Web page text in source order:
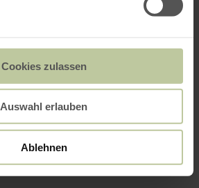
Cookies zulassen
Auswahl erlauben
Ablehnen